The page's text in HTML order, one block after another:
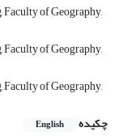
of Geography,
of Geography,
of Geography,
چکیده
English